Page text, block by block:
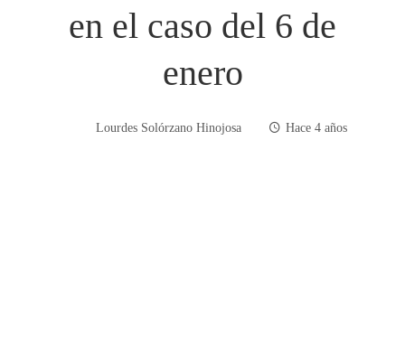
en el caso del 6 de
enero
Lourdes Solórzano Hinojosa Hace 4 años